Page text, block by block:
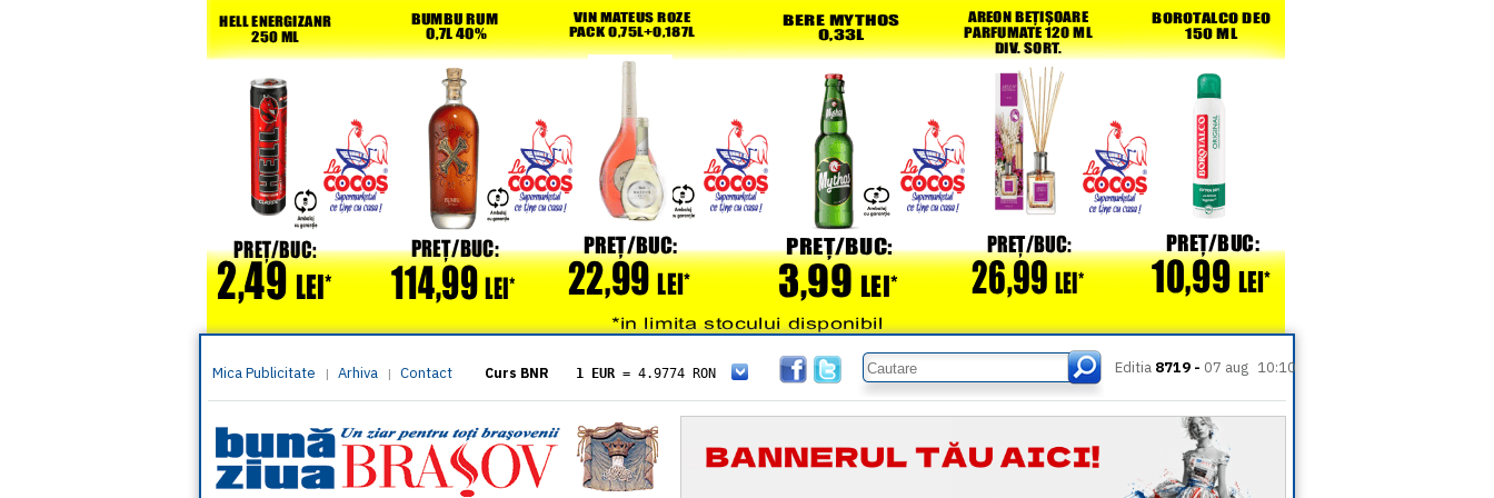
Mica Publicitate | Arhiva | Contact Curs BNR 1 EUR = 4.9774 RON
= 5.8304 RON
1 XAU= 464.4611 RON
1 AED= 1.1933 RON
1 AUD= 2.7957 RON
1 BGN= 2.5449 RON
Editia 8719 - 07 aug 10:10